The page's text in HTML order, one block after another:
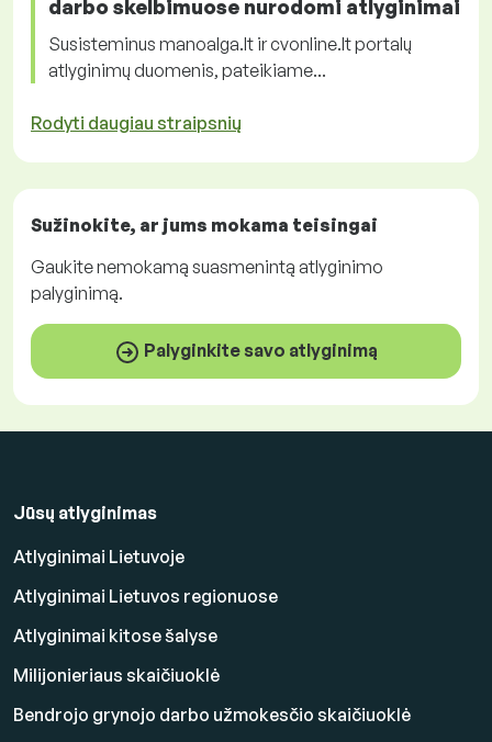
darbo skelbimuose nurodomi atlyginimai
Susisteminus manoalga.lt ir cvonline.lt portalų
atlyginimų duomenis, pateikiame...
Rodyti daugiau straipsnių
Sužinokite, ar jums mokama teisingai
Gaukitenemokamą suasmenintą atlyginimo
palyginimą.
Palyginkite savo atlyginimą
Jūsų atlyginimas
Atlyginimai Lietuvoje
Atlyginimai Lietuvos regionuose
Atlyginimai kitose šalyse
Milijonieriaus skaičiuoklė
Bendrojo grynojo darbo užmokesčio skaičiuoklė